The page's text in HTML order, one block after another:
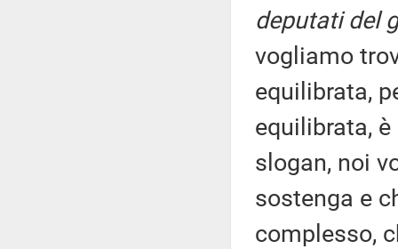
deputati del
vogliamo
equilibrata,
equilibrata,
slogan, noi
sostenga e
complesso,